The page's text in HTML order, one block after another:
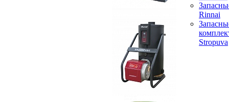
Rinnai
Stropuva